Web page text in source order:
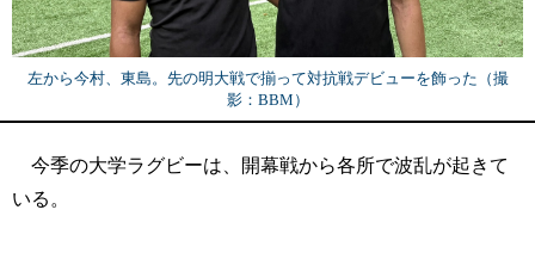
左から今村、東島。先の明大戦で揃って対抗戦デビューを飾った（撮
影：BBM）
今季の大学ラグビーは、開幕戦から各所で波乱が起きて
いる。